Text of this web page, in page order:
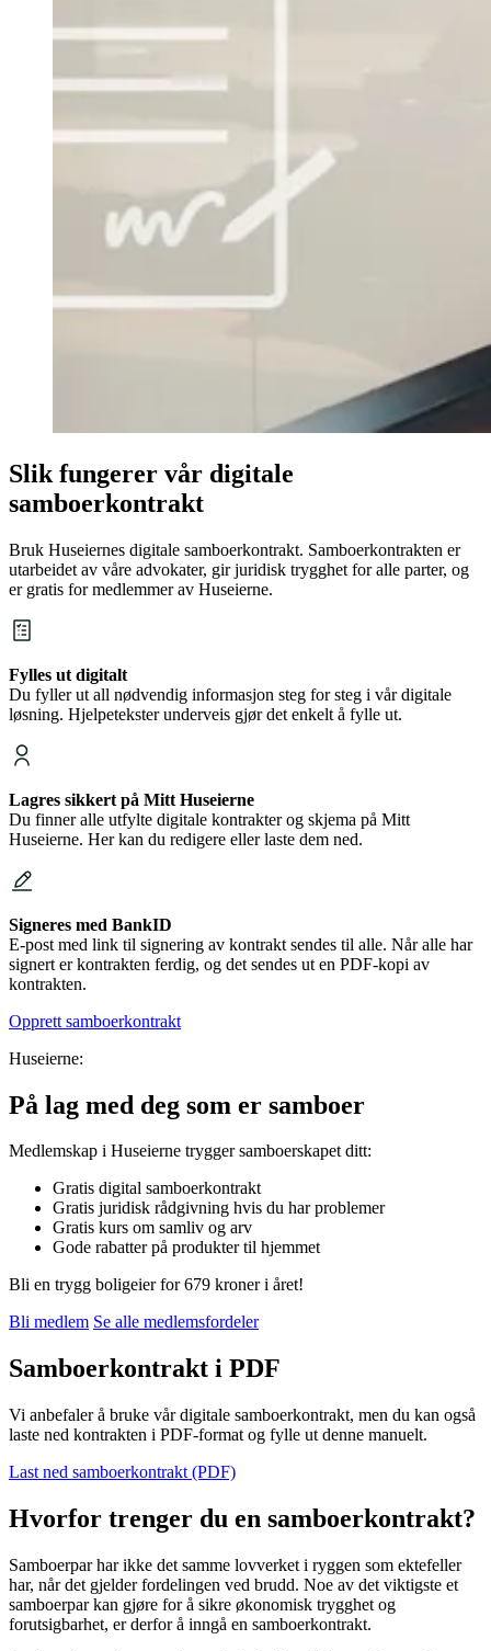
Slik fungerer vår digitale
samboerkontrakt
Bruk Huseiernes digitale samboerkontrakt. Samboerkontrakten er
utarbeidet av våre advokater, gir juridisk trygghet for alle parter, og
er gratis for medlemmer av Huseierne.
Fylles ut digitalt
Du fyller ut all nødvendig informasjon steg for steg i vår digitale
løsning. Hjelpetekster underveis gjør det enkelt å fylle ut.
Lagres sikkert på Mitt Huseierne
Du finner alle utfylte digitale kontrakter og skjema på Mitt
Huseierne. Her kan du redigere eller laste dem ned.
Signeres med BankID
E-post med link til signering av kontrakt sendes til alle. Når alle har
signert er kontrakten ferdig, og det sendes ut en PDF-kopi av
kontrakten.
Opprett samboerkontrakt
Huseierne:
På lag med deg som er samboer
Medlemskap i Huseierne trygger samboerskapet ditt:
Gratis digital samboerkontrakt
Gratis juridisk rådgivning hvis du har problemer
Gratis kurs om samliv og arv
Gode rabatter på produkter til hjemmet
Bli en trygg boligeier for 679 kroner i året!
Bli medlem Se alle medlemsfordeler
Samboerkontrakt i PDF
Vi anbefaler å bruke vår digitale samboerkontrakt, men du kan også
laste ned kontrakten i PDF-format og fylle ut denne manuelt.
Last ned samboerkontrakt (PDF)
Hvorfor trenger du en samboerkontrakt?
Samboerpar har ikke det samme lovverket i ryggen som ektefeller
har, når det gjelder fordelingen ved brudd. Noe av det viktigste et
samboerpar kan gjøre for å sikre økonomisk trygghet og
forutsigbarhet, er derfor å inngå en samboerkontrakt.